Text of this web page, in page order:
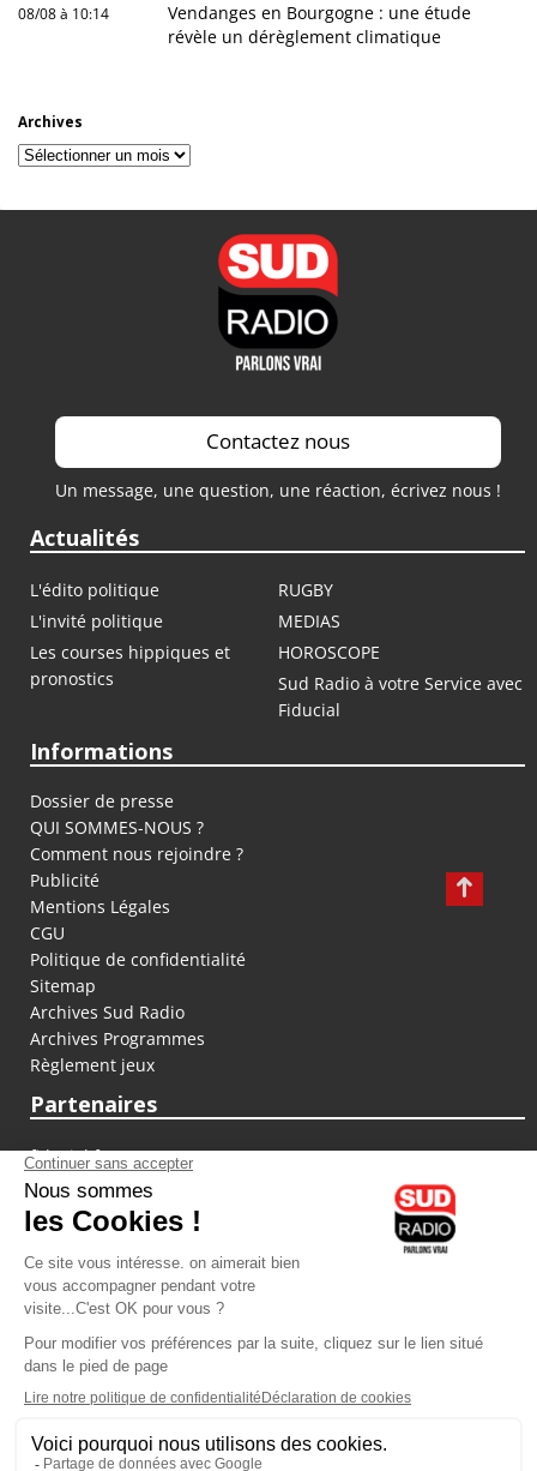
08/08 à 10:14
Vendanges en Bourgogne : une étude
révèle un dérèglement climatique
Archives
Archives
Contactez nous
Un message, une question, une réaction, écrivez nous !
Actualités
L'édito politique
RUGBY
L'invité politique
MEDIAS
Les courses hippiques et
pronostics
HOROSCOPE
Sud Radio à votre Service avec
Fiducial
Informations
Dossier de presse
QUI SOMMES-NOUS ?
Comment nous rejoindre ?
Publicité
Mentions Légales
CGU
Politique de confidentialité
Sitemap
Archives Sud Radio
Archives Programmes
Règlement jeux
Partenaires
fiducial.fr
lyoncapitale.fr
olympique-et-lyonnais.com
L'application Iphone / Android
Téléchargez l'application
Les cookies
Gestion des cookies